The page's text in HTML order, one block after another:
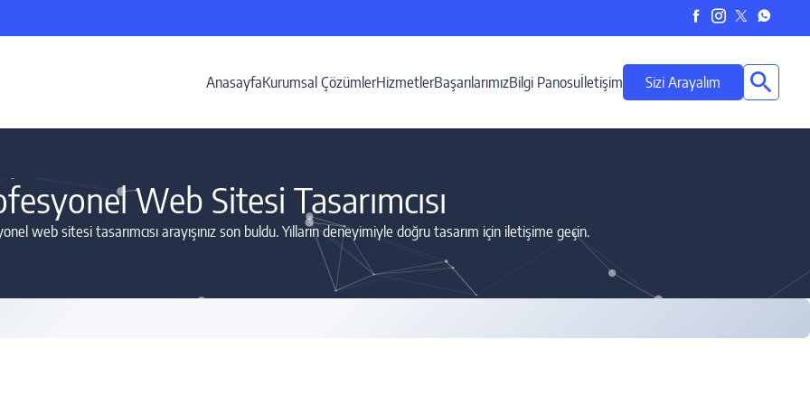
AnasayfaKurumsal ÇözümlerHizmetlerBaşarılarımızBilgi Panosuİletişim Sizi Arayalım
Web Sitesi Tasarımcısı
web sitesi tasarımcısı arayışınız son buldu. Yılların deneyimiyle doğru tasarım için iletişime geçin.